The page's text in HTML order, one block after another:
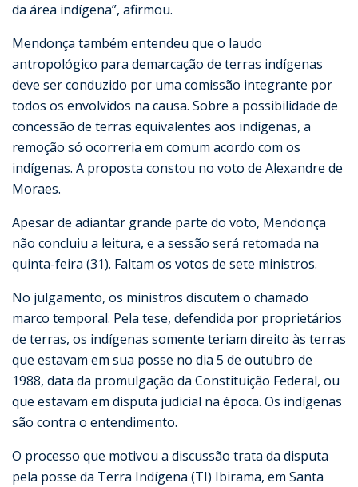
da área indígena”, afirmou.
Mendonça também entendeu que o laudo
antropológico para demarcação de terras indígenas
deve ser conduzido por uma comissão integrante por
todos os envolvidos na causa. Sobre a possibilidade de
concessão de terras equivalentes aos indígenas, a
remoção só ocorreria em comum acordo com os
indígenas. A proposta constou no voto de Alexandre de
Moraes.
Apesar de adiantar grande parte do voto, Mendonça
não concluiu a leitura, e a sessão será retomada na
quinta-feira (31). Faltam os votos de sete ministros.
No julgamento, os ministros discutem o chamado
marco temporal. Pela tese, defendida por proprietários
de terras, os indígenas somente teriam direito às terras
que estavam em sua posse no dia 5 de outubro de
1988, data da promulgação da Constituição Federal, ou
que estavam em disputa judicial na época. Os indígenas
são contra o entendimento.
O processo que motivou a discussão trata da disputa
pela posse da Terra Indígena (TI) Ibirama, em Santa